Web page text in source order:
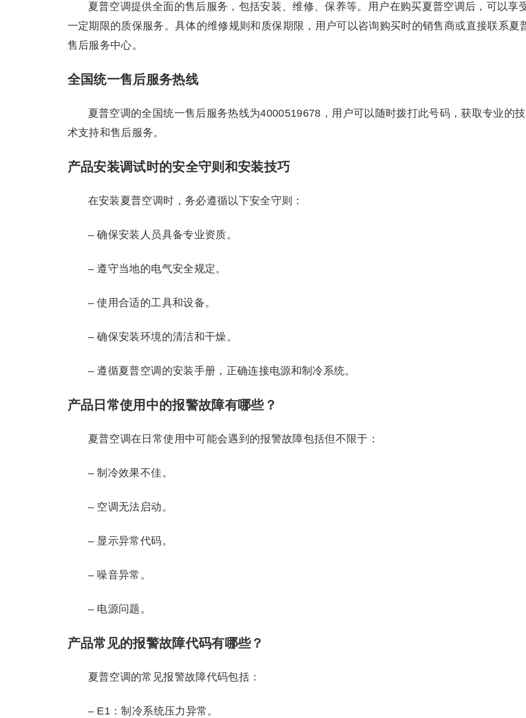
夏普空调提供全面的售后服务，包括安装、维修、保养等。用户在购买夏普空调后，可以享
一定期限的质保服务。具体的维修规则和质保期限，用户可以咨询购买时的销售商或直接联系夏
售后服务中心。
全国统一售后服务热线
夏普空调的全国统一售后服务热线为4000519678，用户可以随时拨打此号码，获取专业的技
术支持和售后服务。
产品安装调试时的安全守则和安装技巧
在安装夏普空调时，务必遵循以下安全守则：
– 确保安装人员具备专业资质。
– 遵守当地的电气安全规定。
– 使用合适的工具和设备。
– 确保安装环境的清洁和干燥。
– 遵循夏普空调的安装手册，正确连接电源和制冷系统。
产品日常使用中的报警故障有哪些？
夏普空调在日常使用中可能会遇到的报警故障包括但不限于：
– 制冷效果不佳。
– 空调无法启动。
– 显示异常代码。
– 噪音异常。
– 电源问题。
产品常见的报警故障代码有哪些？
夏普空调的常见报警故障代码包括：
– E1：制冷系统压力异常。